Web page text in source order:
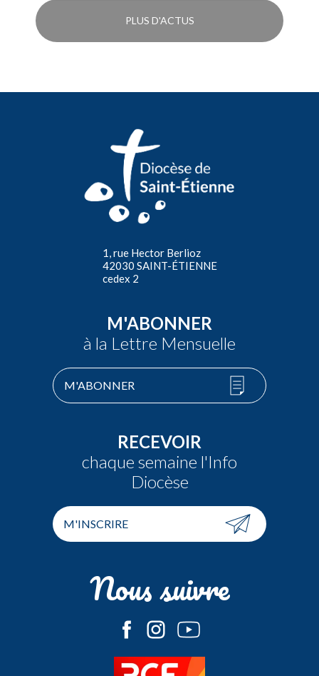
PLUS D'ACTUS
1, rue Hector Berlioz
42030 SAINT-ÉTIENNE
cedex 2
M'ABONNER
à la Lettre Mensuelle
M'ABONNER
RECEVOIR
chaque semaine l'Info
Diocèse
M'INSCRIRE
Nous suivre